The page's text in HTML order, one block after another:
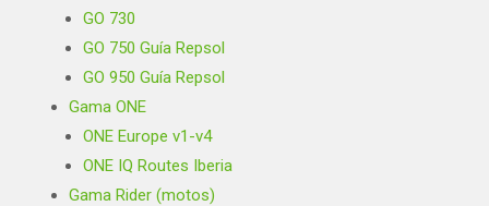
GO 730
GO 750 Guía Repsol
GO 950 Guía Repsol
Gama ONE
ONE Europe v1-v4
ONE IQ Routes Iberia
Gama Rider (motos)